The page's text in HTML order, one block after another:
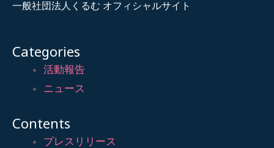
一般社団法人くるむ オフィシャルサイト
Categories
活動報告
ニュース
Contents
プレスリリース